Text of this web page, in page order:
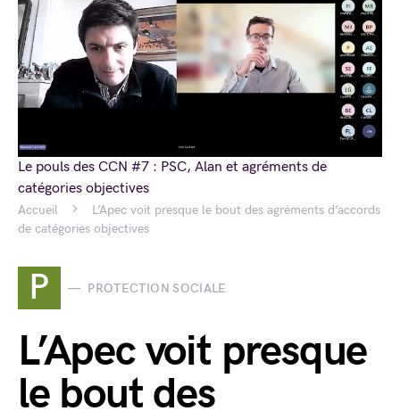
Accueil
L’Apec voit presque le bout des agréments d’accords
de catégories objectives
P PROTECTION SOCIALE
L’Apec voit presque
le bout des
Le pouls des CCN #7 : PSC, Alan et agréments de
catégories objectives